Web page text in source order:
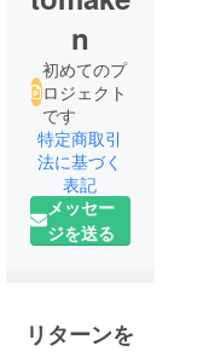
n
初めてのプ
ロジェクト
です
特定商取引
法に基づく
表記
メッセー
ジを送る
リターンを